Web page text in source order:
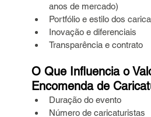
anos de mercado)
Portfólio e estilo dos
Inovação e diferenciais
Transparência e contrato
O Que Influencia o
Encomenda de
Duração do evento
Número de caricaturistas